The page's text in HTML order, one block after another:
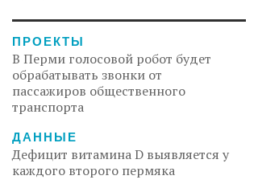
ПРОЕКТЫ
В Перми голосовой робот будет
обрабатывать звонки от
пассажиров общественного
транспорта
ДАННЫЕ
Дефицит витамина D выявляется у
каждого второго пермяка